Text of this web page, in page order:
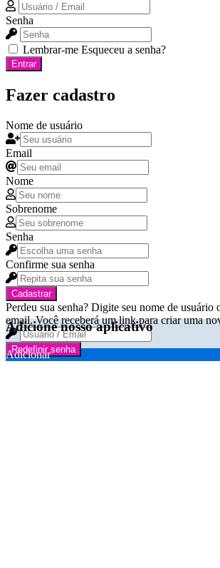
Senha
Lembrar-me Esqueceu a senha?
Entrar
Fazer cadastro
Nome de usuário
Email
Nome
Sobrenome
Senha
Confirme sua senha
Cadastrar
Perdeu sua senha? Digite seu nome de usuário
email. Você receberá um link para criar uma
Redefinir senha
Adicione nosso aplicativo
Adicionar